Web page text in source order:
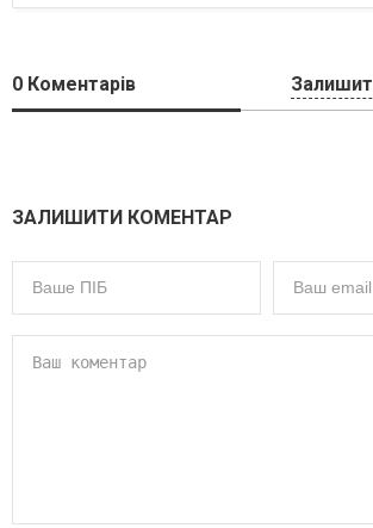
0 Коментарів
ЗАЛИШИТИ КОМЕНТАР